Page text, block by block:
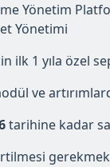
Yönetim
Yönetimi
ilk 1 yıla özel
ve
tarihine kadar